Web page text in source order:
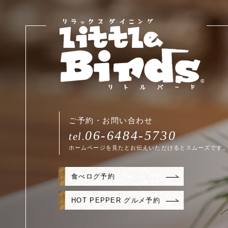
ご予約・お問い合わせ
tel.06-6484-5730
ホームページを見たとお伝えいただけるとスムーズです
食べログ予約
HOT PEPPER グルメ予約